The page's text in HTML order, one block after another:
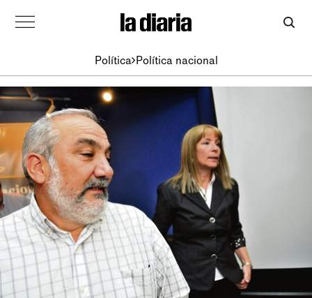
Política Política nacional